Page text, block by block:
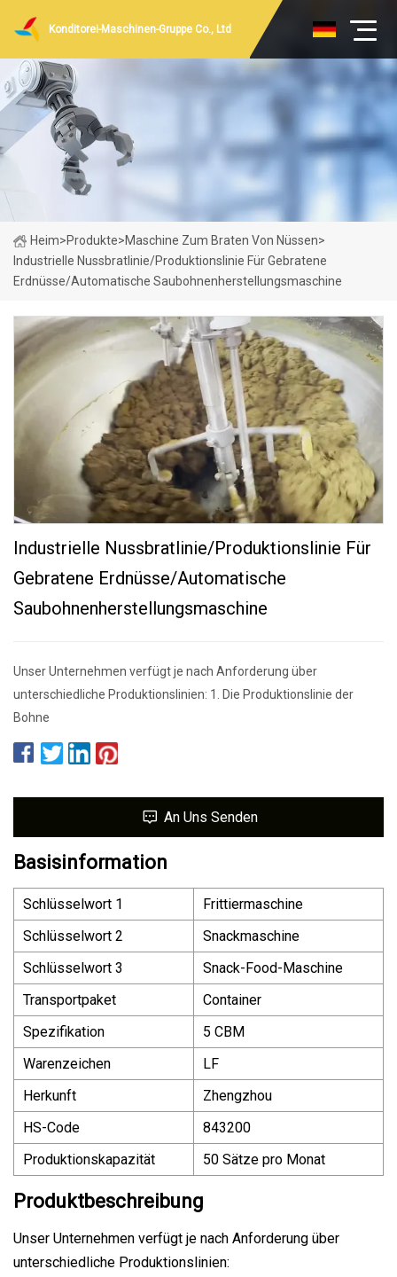
Konditorei-Maschinen-Gruppe Co., Ltd
Heim>Produkte>Maschine Zum Braten Von Nüssen>
Industrielle Nussbratlinie/Produktionslinie Für Gebratene
Erdnüsse/Automatische Saubohnenherstellungsmaschine
Industrielle Nussbratlinie/Produktionslinie Für
Gebratene Erdnüsse/Automatische
Saubohnenherstellungsmaschine
Unser Unternehmen verfügt je nach Anforderung über
unterschiedliche Produktionslinien: 1. Die Produktionslinie der
Bohne
An Uns Senden
Basisinformation
Schlüsselwort 1
Frittiermaschine
Schlüsselwort 2
Snackmaschine
Schlüsselwort 3
Snack-Food-Maschine
Transportpaket
Container
Spezifikation
5 CBM
Warenzeichen
LF
Herkunft
Zhengzhou
HS-Code
843200
Produktionskapazität
50 Sätze pro Monat
Produktbeschreibung
Unser Unternehmen verfügt je nach Anforderung über
unterschiedliche Produktionslinien: